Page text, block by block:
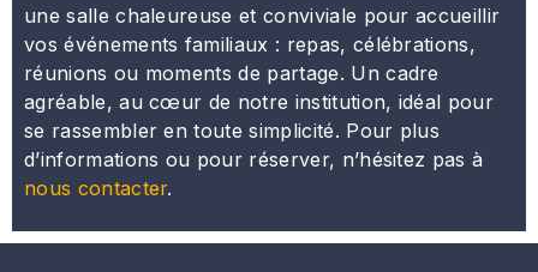
une salle chaleureuse et conviviale pour accueillir
vos événements familiaux : repas, célébrations,
réunions ou moments de partage. Un cadre
agréable, au cœur de notre institution, idéal pour
se rassembler en toute simplicité. Pour plus
d’informations ou pour réserver, n’hésitez pas à
nous contacter.